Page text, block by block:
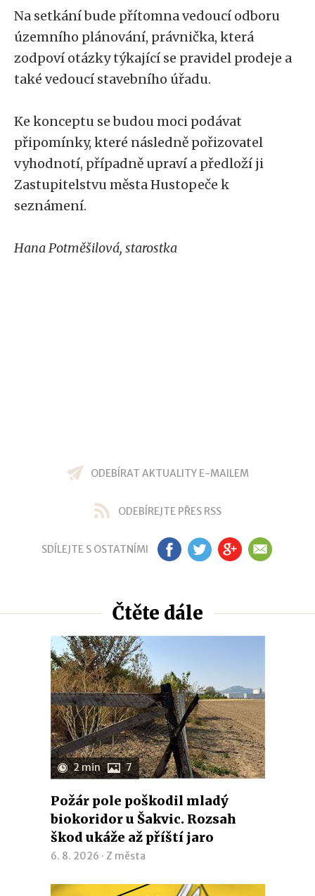
Na setkání bude přítomna vedoucí odboru
územního plánování, právnička, která
zodpoví otázky týkající se pravidel prodeje a
také vedoucí stavebního úřadu.
Ke konceptu se budou moci podávat
připomínky, které následně pořizovatel
vyhodnotí, případně upraví a předloží ji
Zastupitelstvu města Hustopeče k
seznámení.
Hana Potměšilová, starostka
ODEBÍRAT AKTUALITY E-MAILEM
ODEBÍREJTE PŘES RSS
SDÍLEJTE S OSTATNÍMI FB TW GP EM
Čtěte dále
2 min 7
Požár pole poškodil mladý
biokoridor u Šakvic. Rozsah
škod ukáže až příští jaro
6. 8. 2026 · Z města